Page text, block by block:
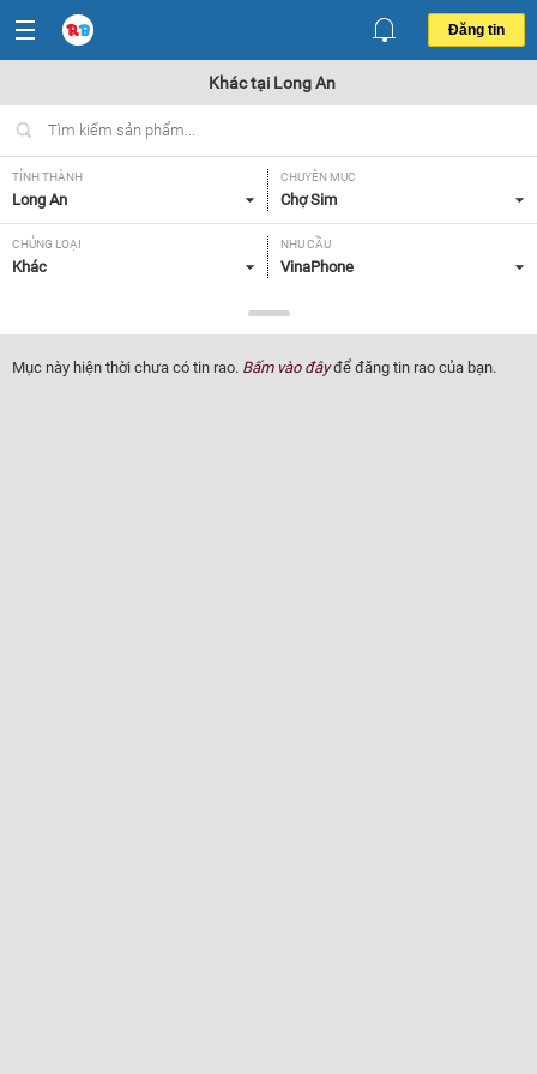
Đăng tin
Khác tại Long An
TỈNH THÀNH
Long An
CHUYÊN MỤC
Chợ Sim
CHỦNG LOẠI
Khác
NHU CẦU
VinaPhone
Tất cả
Mục này hiện thời chưa có tin rao. Bấm vào đâyđể đăng tin rao của bạn.